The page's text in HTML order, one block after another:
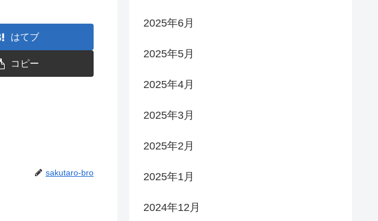
はてブ
コピー
sakutaro-bro
2025年6月
2025年5月
2025年4月
2025年3月
2025年2月
2025年1月
2024年12月